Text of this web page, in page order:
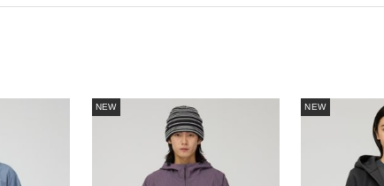
NEW NEW